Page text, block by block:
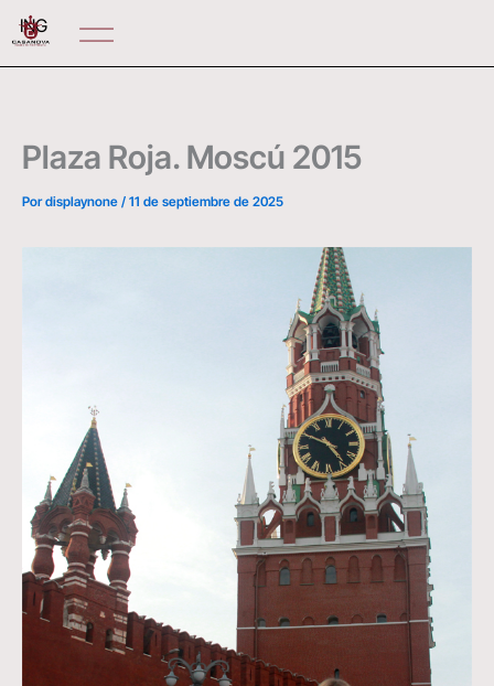
contenido
ING
Plaza Roja. Moscú 2015
Pordisplaynone / 11 de septiembre de 2025